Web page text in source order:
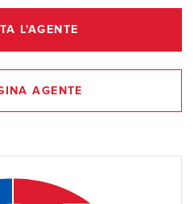
L'AGENTE
AGENTE